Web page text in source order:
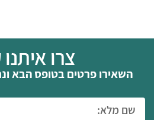
צרו
השאירו פרטים בטופס הבא